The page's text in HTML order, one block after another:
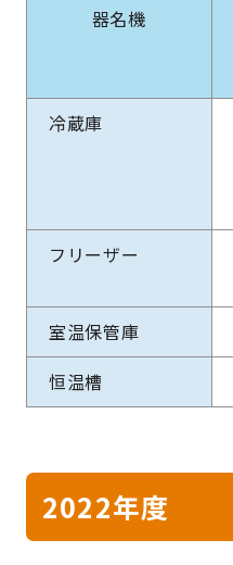
器名機
冷蔵庫
フリーザー
室温保管庫
恒温槽
2022年度